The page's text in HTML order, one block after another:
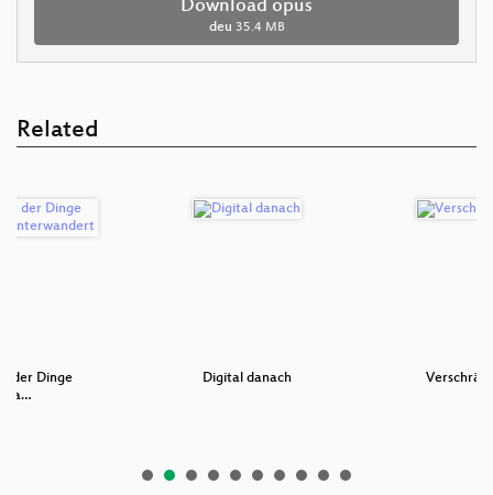
Download opus
deu 35.4 MB
Related
der Dinge
Digital danach